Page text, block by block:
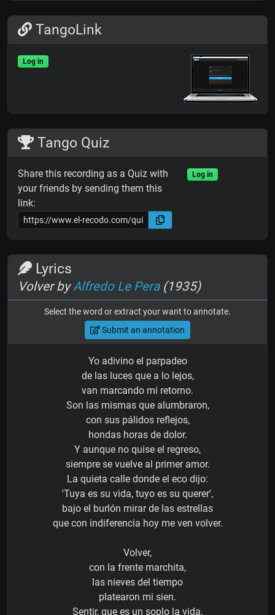
TangoLink
Log in
Tango Quiz
Share this recording as a Quiz with
your friends by sending them this
link:
Log in
Lyrics
Volver byAlfredo Le Pera(1935)
Select the word or extract your want to annotate.
Submit an annotation
Yo adivino el parpadeo
de las luces que a lo lejos,
van marcando mi retorno.
Son las mismas que alumbraron,
con sus pálidos reflejos,
hondas horas de dolor.
Y aunque no quise el regreso,
siempre se vuelve al primer amor.
La quieta calle donde el eco dijo:
'Tuya es su vida, tuyo es su querer',
bajo el burlón mirar de las estrellas
que con indiferencia hoy me ven volver.
Volver,
con la frente marchita,
las nieves del tiempo
platearon mi sien.
Sentir, que es un soplo la vida,